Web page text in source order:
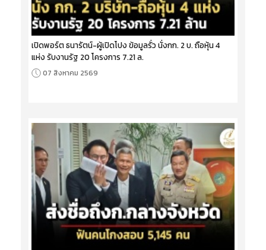
เปิดพอร์ต ธนารัตน์-ผู้เปิดโปง ข้อมูลรั่ว นั่งกก. 2 บ. ถือหุ้น 4
แห่ง รับงานรัฐ 20 โครงการ 7.21 ล.
07 สิงหาคม 2569